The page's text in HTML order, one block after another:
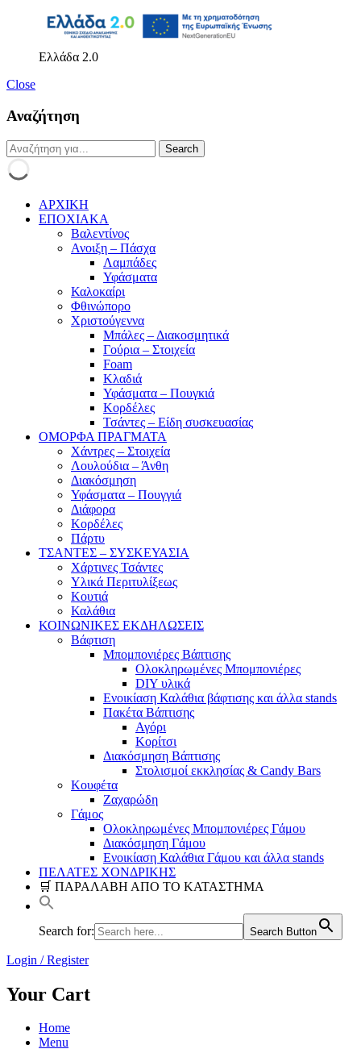
Ελλάδα 2.0
Close
Αναζήτηση
ΑΡΧΙΚΗ
ΕΠΟΧΙΑΚΑ
Βαλεντίνος
Ανοιξη – Πάσχα
Λαμπάδες
Υφάσματα
Καλοκαίρι
Φθινώπορο
Χριστούγεννα
Μπάλες – Διακοσμητικά
Γούρια – Στοιχεία
Foam
Κλαδιά
Υφάσματα – Πουγκιά
Κορδέλες
Τσάντες – Είδη συσκευασίας
ΟΜΟΡΦΑ ΠΡΑΓΜΑΤΑ
Χάντρες – Στοιχεία
Λουλούδια – Άνθη
Διακόσμηση
Υφάσματα – Πουγγιά
Διάφορα
Κορδέλες
Πάρτυ
ΤΣΑΝΤΕΣ – ΣΥΣΚΕΥΑΣΙΑ
Χάρτινες Τσάντες
Υλικά Περιτυλίξεως
Κουτιά
Καλάθια
ΚΟΙΝΩΝΙΚΕΣ ΕΚΔΗΛΩΣΕΙΣ
Βάφτιση
Μπομπονιέρες Βάπτισης
Ολοκληρωμένες Μπομπονιέρες
DIY υλικά
Ενοικίαση Καλάθια βάφτισης και άλλα stands
Πακέτα Βάπτισης
Αγόρι
Κορίτσι
Διακόσμηση Βάπτισης
Στολισμοί εκκλησίας & Candy Bars
Κουφέτα
Ζαχαρώδη
Γάμος
Ολοκληρωμένες Μπομπονιέρες Γάμου
Διακόσμηση Γάμου
Ενοικίαση Καλάθια Γάμου και άλλα stands
ΠΕΛΑΤΕΣ ΧΟΝΔΡΙΚΗΣ
🛒 ΠΑΡΑΛΑΒΗ ΑΠΟ ΤΟ ΚΑΤΑΣΤΗΜΑ
Search for: Search Button
Login / Register
Your Cart
Home
Menu